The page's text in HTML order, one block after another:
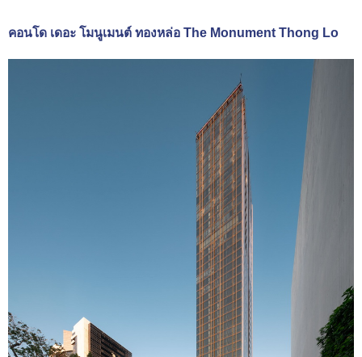
คอนโด เดอะ โมนูเมนต์ ทองหล่อ The Monument Thong Lo